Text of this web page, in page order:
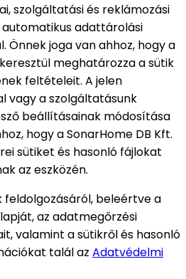
szolgáltatási és reklámozási
adattárolási
Önnek joga van ahhoz, hogy a
meghatározza a sütik
feltételeit. A jelen
vagy a szolgáltatásunk
beállításainak módosítása
hogy a SonarHome DB Kft.
sütiket és hasonló fájlokat
az eszközén.
feldolgozásáról, beleértve a
az adatmegőrzési
valamint a sütikről és hasonló
talál az Adatvédelmi